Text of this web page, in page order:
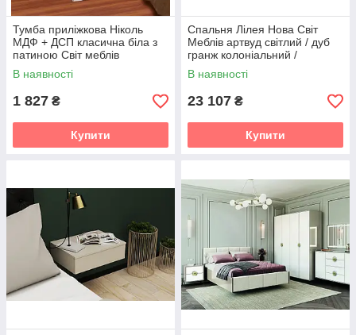
Тумба приліжкова Ніколь
МДФ + ДСП класична біла з
патиною Світ меблів
В наявності
1 827 ₴
Купити
Спальня Лілея Нова Світ
Меблів артвуд світлий / дуб
гранж колоніальний /
антрацит
В наявності
23 107 ₴
Купити